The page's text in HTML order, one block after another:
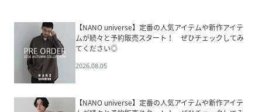
【NANO universe】定番の人気アイテムや新作アイテ
ムが続々と予約販売スタート！ ぜひチェックしてみ
てください◎
2026.08.05
【NANO universe】定番の人気アイテムや新作アイテ